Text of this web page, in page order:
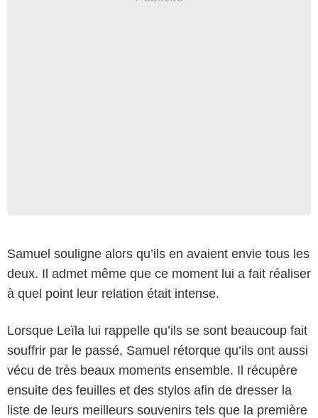
Samuel souligne alors qu’ils en avaient envie tous les
deux. Il admet même que ce moment lui a fait réaliser
à quel point leur relation était intense.
Lorsque Leïla lui rappelle qu’ils se sont beaucoup fait
souffrir par le passé, Samuel rétorque qu’ils ont aussi
vécu de très beaux moments ensemble. Il récupère
ensuite des feuilles et des stylos afin de dresser la
liste de leurs meilleurs souvenirs tels que la première